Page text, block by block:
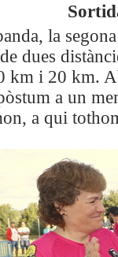
la
dues
km i 20 km.
a un
a qui